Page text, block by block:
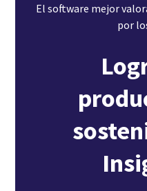
El software mejor
por